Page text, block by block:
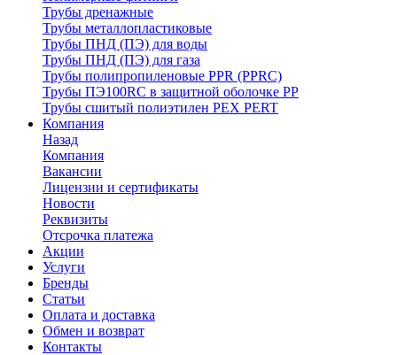
Трубы дренажные
Трубы металлопластиковые
Трубы ПНД (ПЭ) для воды
Трубы ПНД (ПЭ) для газа
Трубы полипропиленовые PPR (PPRC)
Трубы ПЭ100RC в защитной оболочке PP
Трубы сшитый полиэтилен PEX PERT
Компания
Назад
Компания
Вакансии
Лицензии и сертификаты
Новости
Реквизиты
Отсрочка платежа
Акции
Услуги
Бренды
Статьи
Оплата и доставка
Обмен и возврат
Контакты